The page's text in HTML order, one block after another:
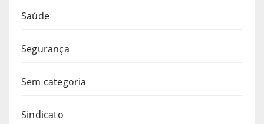
Saúde
Segurança
Sem categoria
Sindicato